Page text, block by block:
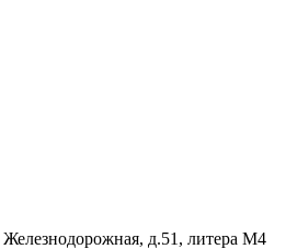
Железнодорожная, д.51, литера М4